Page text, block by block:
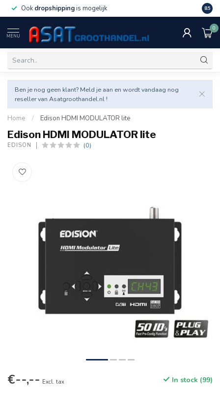
Ook dropshippingis mogelijk Veel
8.5
MENU
0
Ben je nog geen klant? Meld je aan en wordt vandaag nog
reseller van Asatgroothandel.nl !
Home / Edison HDMI MODULATOR lite
Edison HDMI MODULATOR lite
EDISON (0)
€--,-- Excl. tax In stock (99)